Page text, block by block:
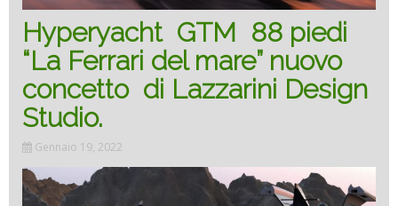
new
by
Hyperyacht GTM 88 piedi
“La Ferrari del mare” nuovo
concetto di Lazzarini Design
Studio.
Gennaio 19, 2022